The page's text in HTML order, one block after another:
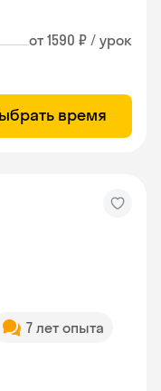
от 1590 ₽ / урок
время
7 лет опыта